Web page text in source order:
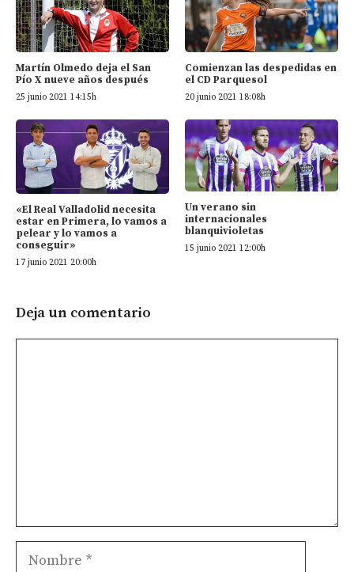
Martín Olmedo deja el San
Pío X nueve años después
25 junio 2021 14:15h
Comienzan las despedidas en
el CD Parquesol
20 junio 2021 18:08h
«El Real Valladolid necesita
estar en Primera, lo vamos a
pelear y lo vamos a
conseguir»
17 junio 2021 20:00h
Un verano sin
internacionales
blanquivioletas
15 junio 2021 12:00h
Deja un comentario
Nombre